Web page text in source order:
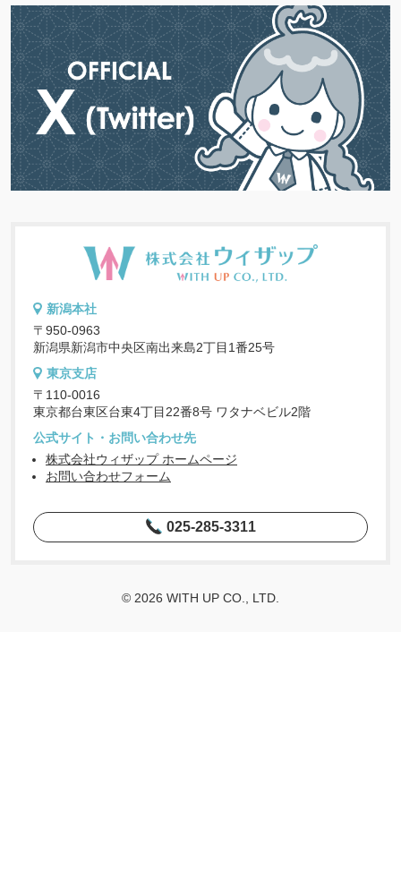
新潟本社
〒950-0963
新潟県新潟市中央区南出来島2丁目1番25号
東京支店
〒110-0016
東京都台東区台東4丁目22番8号 ワタナベビル2階
公式サイト・お問い合わせ先
株式会社ウィザップ ホームページ
お問い合わせフォーム
025-285-3311
© 2026 WITH UP CO., LTD.